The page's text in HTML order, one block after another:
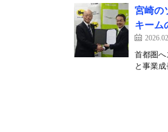
宮崎の
キーム
首都圏
と事業